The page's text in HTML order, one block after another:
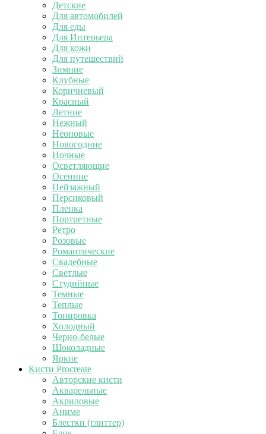
Детские
Для автомобилей
Для еды
Для Интерьера
Для кожи
Для путешествий
Зимние
Клубные
Коричневый
Красный
Летние
Нежный
Неоновые
Новогодние
Ночные
Осветляющие
Осенние
Пейзажный
Персиковый
Пленка
Портретные
Ретро
Розовые
Романтические
Свадебные
Светлые
Студийные
Темные
Теплые
Тонировка
Холодный
Черно-белые
Шоколадные
Яркие
Кисти Procreate
Авторские кисти
Акварельные
Акриловые
Аниме
Блестки (глиттер)